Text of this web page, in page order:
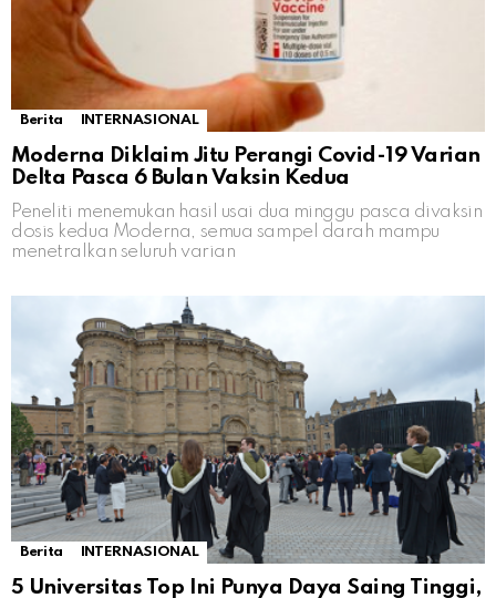
Berita INTERNASIONAL
Moderna Diklaim Jitu Perangi Covid-19 Varian
Delta Pasca 6 Bulan Vaksin Kedua
Peneliti menemukan hasil usai dua minggu pasca divaksin
dosis kedua Moderna, semua sampel darah mampu
menetralkan seluruh varian
Berita INTERNASIONAL
5 Universitas Top Ini Punya Daya Saing Tinggi,